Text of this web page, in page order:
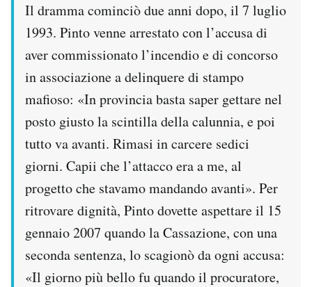
Il dramma cominciò due anni dopo, il 7 luglio
1993. Pinto venne arrestato con l’accusa di
aver commissionato l’incendio e di concorso
in associazione a delinquere di stampo
mafioso: «In provincia basta saper gettare nel
posto giusto la scintilla della calunnia, e poi
tutto va avanti. Rimasi in carcere sedici
giorni. Capii che l’attacco era a me, al
progetto che stavamo mandando avanti». Per
ritrovare dignità, Pinto dovette aspettare il 15
gennaio 2007 quando la Cassazione, con una
seconda sentenza, lo scagionò da ogni accusa:
«Il giorno più bello fu quando il procuratore,